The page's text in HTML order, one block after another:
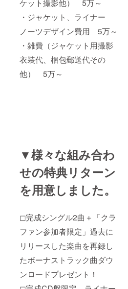
ケット撮影他）
5万～
・ジャケット、ライナー
ノーツデザイン費用
5万～
・雑費（ジャケット用撮影
衣装代、梱包郵送代その
他）
5万～
▼様々な組み合わ
せの特典リターン
を用意しました。
◻︎完成シングル2曲＋「クラ
ファン参加者限定」過去に
リリースした楽曲を再録し
たボーナストラック曲ダウ
ンロードプレゼント！